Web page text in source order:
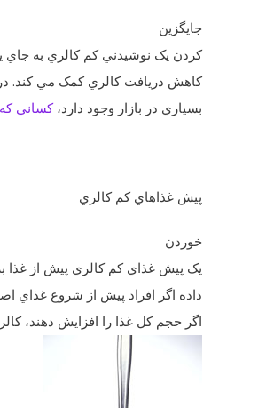
جايگزين
کردن يک نوشيدني کم کالري به جاي
کاهش دريافت کالري کمک مي‌ کند.
بسياري در بازار وجود دارد،کساني
پيش غذاهاي کم کالري
خوردن
يک پيش غذاي کم کالري پيش از غذا
داده اگر افراد پيش از شروع غذاي
اگر حجم کل غذا را افزايش دهند،